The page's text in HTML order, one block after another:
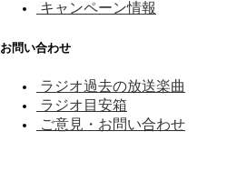
キャンペーン情報
お問い合わせ
ラジオ過去の放送楽曲
ラジオ目安箱
ご意見・お問い合わせ